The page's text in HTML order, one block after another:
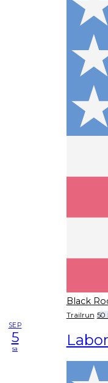
Black
Trailrun 50
SEP
5
sa